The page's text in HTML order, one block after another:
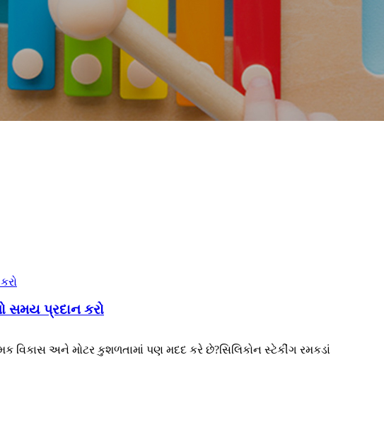
સમય પ્રદાન કરો
વિકાસ અને મોટર કુશળતામાં પણ મદદ કરે છે?સિલિકોન સ્ટેકીંગ રમકડાં